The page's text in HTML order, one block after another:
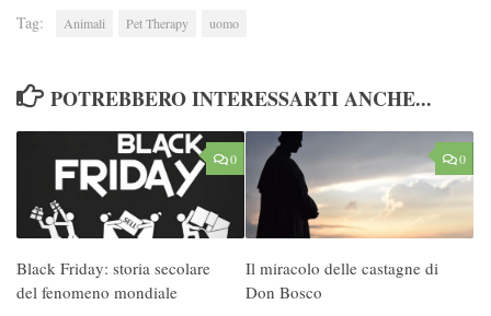
Tag: Animali Pet Therapy uomo
POTREBBERO INTERESSARTI ANCHE...
0
Black Friday: storia secolare
del fenomeno mondiale
0
Il miracolo delle castagne di
Don Bosco